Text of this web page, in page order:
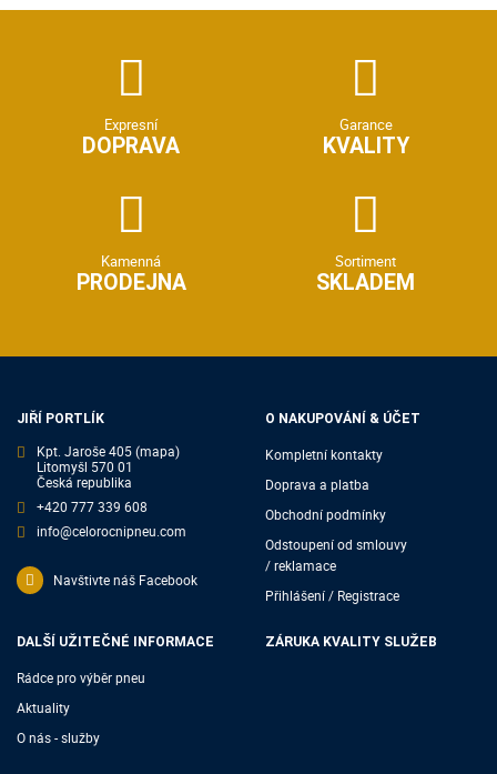
Expresní
DOPRAVA
Garance
KVALITY
Kamenná
PRODEJNA
Sortiment
SKLADEM
JIŘÍ PORTLÍK
Kpt. Jaroše 405(mapa)
Litomyšl 570 01
Česká republika
+420 777 339 608
info@celorocnipneu.com
Navštivte náš Facebook
O NAKUPOVÁNÍ & ÚČET
Kompletní kontakty
Doprava a platba
Obchodní podmínky
Odstoupení od smlouvy
/ reklamace
Přihlášení / Registrace
DALŠÍ UŽITEČNÉ INFORMACE
Rádce pro výběr pneu
Aktuality
O nás - služby
ZÁRUKA KVALITY SLUŽEB